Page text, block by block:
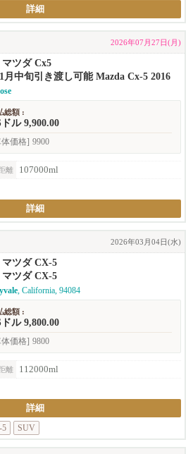
詳細
2026年07月27日(月)
マツダ Cx5
月中旬引き渡し可能 Mazda Cx-5 2016
総額 :
ル 9,900.00
体価格] 9900
離
107000ml
詳細
2026年03月04日(水)
マツダ CX-5
マツダ CX-5
, California, 94084
総額 :
ル 9,800.00
体価格] 9800
離
112000ml
詳細
5 SUV